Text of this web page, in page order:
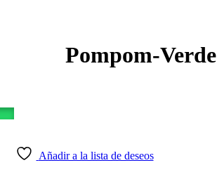
Pompom-Verde
Añadir a la lista de deseos